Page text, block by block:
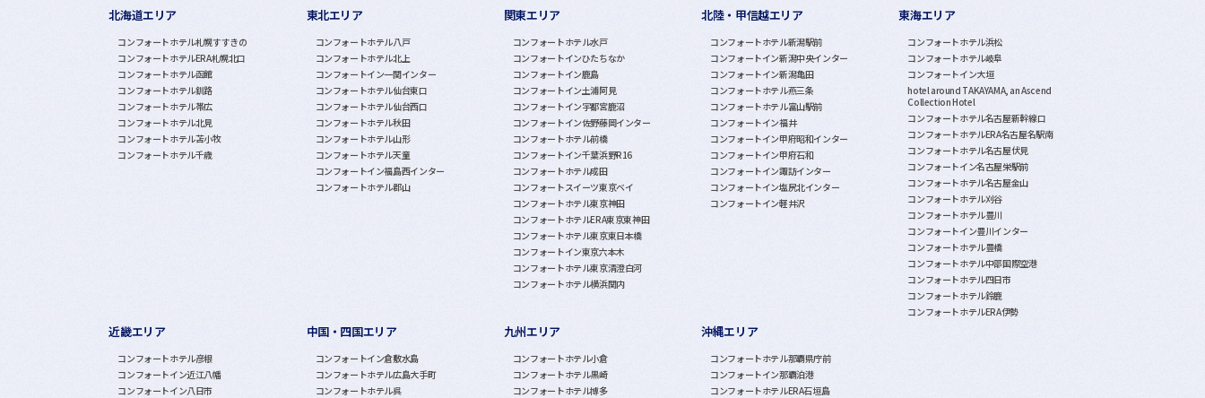
北海道エリア
コンフォートホテル札幌すすきの
コンフォートホテルERA札幌北口
コンフォートホテル函館
コンフォートホテル釧路
コンフォートホテル帯広
コンフォートホテル北見
コンフォートホテル苫小牧
コンフォートホテル千歳
東北エリア
コンフォートホテル八戸
コンフォートホテル北上
コンフォートイン一関インター
コンフォートホテル仙台東口
コンフォートホテル仙台西口
コンフォートホテル秋田
コンフォートホテル山形
コンフォートホテル天童
コンフォートイン福島西インター
コンフォートホテル郡山
関東エリア
コンフォートホテル水戸
コンフォートインひたちなか
コンフォートイン鹿島
コンフォートイン土浦阿見
コンフォートイン宇都宮鹿沼
コンフォートイン佐野藤岡インター
コンフォートホテル前橋
コンフォートイン千葉浜野R16
コンフォートホテル成田
コンフォートスイーツ東京ベイ
コンフォートホテル東京神田
コンフォートホテルERA東京東神田
コンフォートホテル東京東日本橋
コンフォートイン東京六本木
コンフォートホテル東京清澄白河
コンフォートホテル横浜関内
北陸・甲信越エリア
コンフォートホテル新潟駅前
コンフォートイン新潟中央インター
コンフォートイン新潟亀田
コンフォートホテル燕三条
コンフォートホテル富山駅前
コンフォートイン福井
コンフォートイン甲府昭和インター
コンフォートイン甲府石和
コンフォートイン諏訪インター
コンフォートイン塩尻北インター
コンフォートイン軽井沢
東海エリア
コンフォートホテル浜松
コンフォートホテル岐阜
コンフォートイン大垣
hotel around TAKAYAMA, an Ascend
Collection Hotel
コンフォートホテル名古屋新幹線口
コンフォートホテルERA名古屋名駅南
コンフォートホテル名古屋伏見
コンフォートイン名古屋栄駅前
コンフォートホテル名古屋金山
コンフォートホテル刈谷
コンフォートホテル豊川
コンフォートイン豊川インター
コンフォートホテル豊橋
コンフォートホテル中部国際空港
コンフォートホテル四日市
コンフォートホテル鈴鹿
コンフォートホテルERA伊勢
近畿エリア
コンフォートホテル彦根
コンフォートイン近江八幡
コンフォートイン八日市
中国・四国エリア
コンフォートイン倉敷水島
コンフォートホテル広島大手町
コンフォートホテル呉
九州エリア
コンフォートホテル小倉
コンフォートホテル黒崎
コンフォートホテル博多
沖縄エリア
コンフォートホテル那覇県庁前
コンフォートイン那覇泊港
コンフォートホテルERA石垣島